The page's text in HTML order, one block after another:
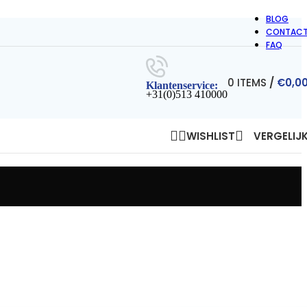
BLOG
FAQ
Klantenservice:
+31(0)513 410000
0 ITEMS / €
WISHLIST